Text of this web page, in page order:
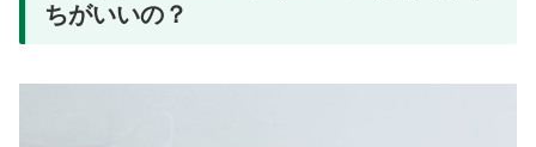
ちがいいの？